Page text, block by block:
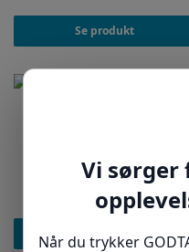
Se produkt
Se produkt